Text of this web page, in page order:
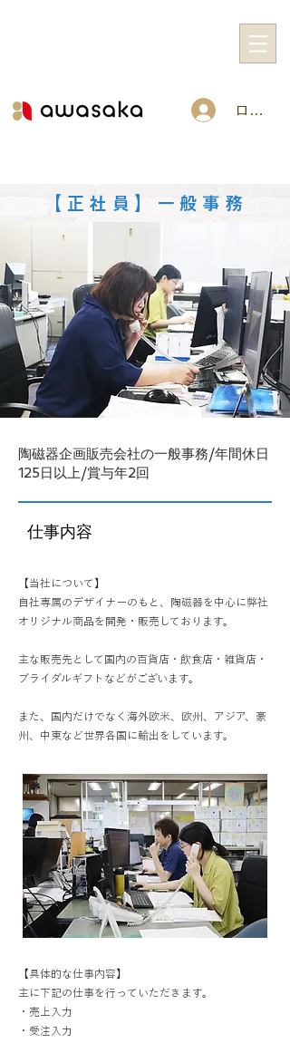
ログイン
【正社員】一般事務
陶磁器企画販売会社の一般事務/年間休日
125日以上/賞与年2回
仕事内容
【当社について】
自社専属のデザイナーのもと、陶磁器を中心に弊社
オリジナル商品を開発・販売しております。
主な販売先として国内の百貨店・飲食店・雑貨店・
ブライダルギフトなどがございます。
また、国内だけでなく海外欧米、欧州、アジア、豪
州、中東など世界各国に輸出をしています。
【具体的な仕事内容】
主に下記の仕事を行っていただきます。
・売上入力
・受注入力